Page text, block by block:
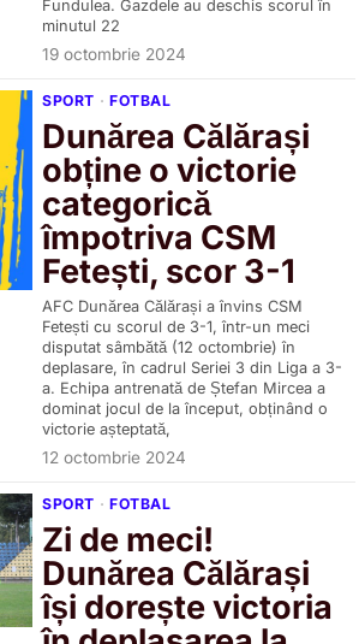
Fundulea. Gazdele au deschis scorul în
minutul 22
19 octombrie 2024
SPORT · FOTBAL
Dunărea Călărași
obține o victorie
categorică
împotriva CSM
Fetești, scor 3-1
AFC Dunărea Călărași a învins CSM
Fetești cu scorul de 3-1, într-un meci
disputat sâmbătă (12 octombrie) în
deplasare, în cadrul Seriei 3 din Liga a 3-
a. Echipa antrenată de Ștefan Mircea a
dominat jocul de la început, obținând o
victorie așteptată,
12 octombrie 2024
SPORT · FOTBAL
Zi de meci!
Dunărea Călărași
își dorește victoria